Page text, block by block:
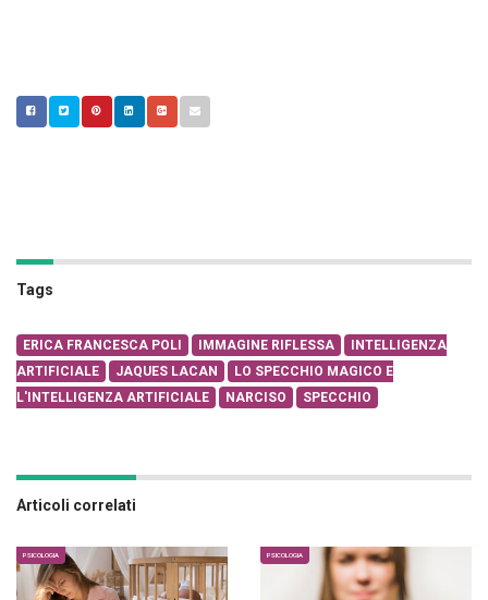
Tags
ERICA FRANCESCA POLI IMMAGINE RIFLESSA
INTELLIGENZA
ARTIFICIALE
JAQUES LACAN
LO SPECCHIO MAGICO E
L'INTELLIGENZA ARTIFICIALE
NARCISO SPECCHIO
Articoli correlati
PSICOLOGIA PSICOLOGIA